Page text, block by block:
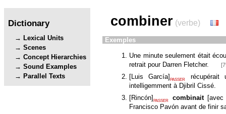
Dictionary
Lexical Units
Scenes
Concept Hierarchies
Sound Examples
Parallel Texts
combiner (verbe)
Exemples
Une minute seulement était
retrait pour Darren Fletcher.
[Luis García]PASSER
intelligemment à Djibril Cissé.
[Rincón] PASSER combinait [avec
Francisco Pavón avant de finir